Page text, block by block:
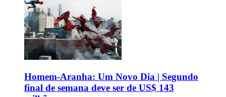
Homem-Aranha: Um Novo Dia | Segundo
final de semana deve ser de US$ 143